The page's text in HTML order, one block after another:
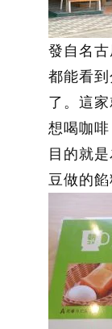
發自名
都能看
了。這
想喝咖啡
目的就
豆做的餡